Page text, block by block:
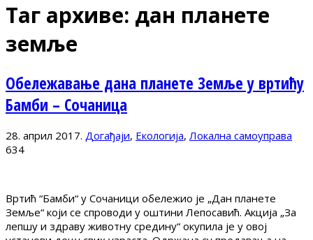
Таг архиве: дан планете
земље
Обележавање дана планете Земље у вртићу
Бамби – Сочаница
28. април 2017. Догађаји, Екологија, Локална самоуправа
634
Вртић “Бамби“ у Сочаници обележио је „Дан планете
Земље“ који се спроводи у оштини Лепосавић. Акција „За
лепшу и здраву животну средину“ окупила је у овој